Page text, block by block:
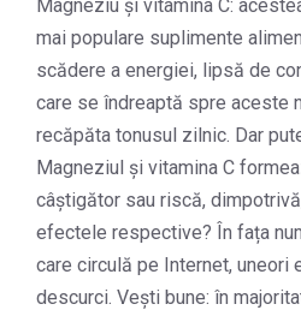
Magneziu și vitamina C:
mai populare suplimente
scădere a energiei, lipsă de
care se îndreaptă spre aceste
recăpăta tonusul zilnic. Dar
Magneziul și vitamina C
câștigător sau riscă,
efectele respective? În fața
care circulă pe Internet, uneori
descurci. Vești bune: în